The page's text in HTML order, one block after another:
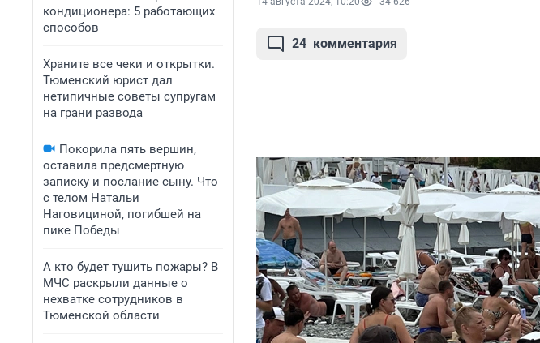
кондиционера: 5 работающих
способов
Храните все чеки и открытки.
Тюменский юрист дал
нетипичные советы супругам
на грани развода
Покорила пять вершин,
оставила предсмертную
записку и послание сыну. Что
с телом Натальи
Наговициной, погибшей на
пике Победы
А кто будет тушить пожары? В
МЧС раскрыли данные о
нехватке сотрудников в
Тюменской области
24 комментария